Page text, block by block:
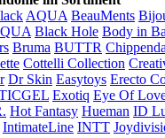
AQUA BeauMents
Black Hole Body in
Bruma BUTTR
Cottelli Collection
Dr Skin Easytoys Erecto
Exotiq Eye Of
Hot Fantasy Hueman ID
IntimateLine INTT